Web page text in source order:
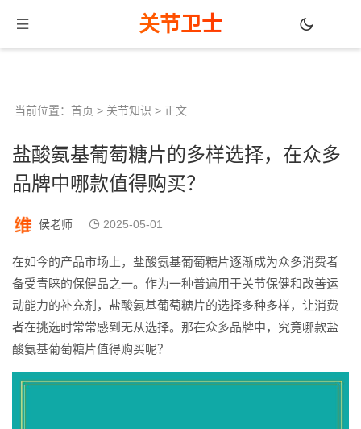
关节卫士
当前位置： 首页 > 关节知识 > 正文
盐酸氨基葡萄糖片的多样选择，在众多
品牌中哪款值得购买？
侯老师 2025-05-01
在如今的产品市场上，盐酸氨基葡萄糖片逐渐成为众多消费者
备受青睐的保健品之一。作为一种普遍用于关节保健和改善运
动能力的补充剂，盐酸氨基葡萄糖片的选择多种多样，让消费
者在挑选时常常感到无从选择。那在众多品牌中，究竟哪款盐
酸氨基葡萄糖片值得购买呢？